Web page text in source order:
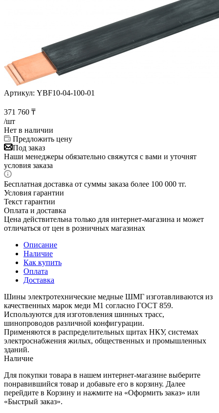
Артикул: YBF10-04-100-01
371 760 ₸
/шт
Нет в наличии
Предложить цену
Под заказ
Наши менеджеры обязательно свяжутся с вами и уточнят
условия заказа
Бесплатная доставка от суммы заказа более 100 000 тг.
Условия гарантии
Текст гарантии
Оплата и доставка
Цена действительна только для интернет-магазина и может
отличаться от цен в розничных магазинах
Описание
Наличие
Как купить
Оплата
Доставка
Шины электротехнические медные ШМГ изготавливаются из
качественных марок меди М1 согласно ГОСТ 859.
Используются для изготовления шинных трасс,
шинопроводов различной конфигурации.
Применяются в распределительных щитах НКУ, системах
электроснабжения жилых, общественных и промышленных
зданий.
Наличие
Для покупки товара в нашем интернет-магазине выберите
понравившийся товар и добавьте его в корзину. Далее
перейдите в Корзину и нажмите на «Оформить заказ» или
«Быстрый заказ».